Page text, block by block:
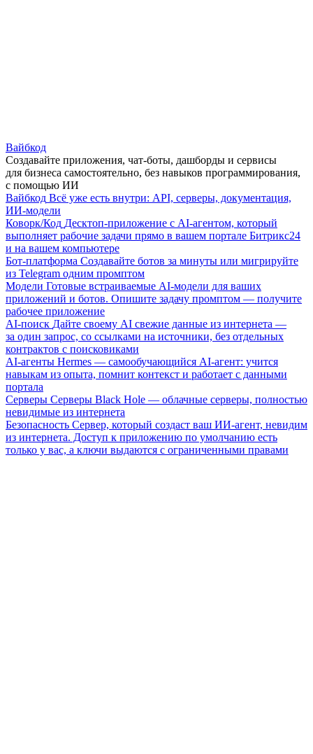
Вайбкод
Создавайте приложения, чат-боты, дашборды и сервисы
для бизнеса самостоятельно, без навыков программирования,
с помощью ИИ
Вайбкод Всё уже есть внутри: API, серверы, документация,
ИИ-модели
Коворк/Код Десктоп-приложение с AI-агентом, который
выполняет рабочие задачи прямо в вашем портале Битрикс24
и на вашем компьютере
Бот-платформа Создавайте ботов за минуты или мигрируйте
из Telegram одним промптом
Модели Готовые встраиваемые AI-модели для ваших
приложений и ботов. Опишите задачу промптом — получите
рабочее приложение
AI-поиск Дайте своему AI свежие данные из интернета —
за один запрос, со ссылками на источники, без отдельных
контрактов с поисковиками
AI-агенты Hermes — самообучающийся AI-агент: учится
навыкам из опыта, помнит контекст и работает с данными
портала
Серверы Серверы Black Hole — облачные серверы, полностью
невидимые из интернета
Безопасность Сервер, который создаст ваш ИИ-агент, невидим
из интернета. Доступ к приложению по умолчанию есть
только у вас, а ключи выдаются с ограниченными правами